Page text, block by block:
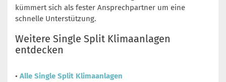
kümmert sich als fester Ansprechpartner um eine
schnelle Unterstützung.
Weitere Single Split Klimaanlagen
entdecken
• Alle Single Split Klimaanlagen